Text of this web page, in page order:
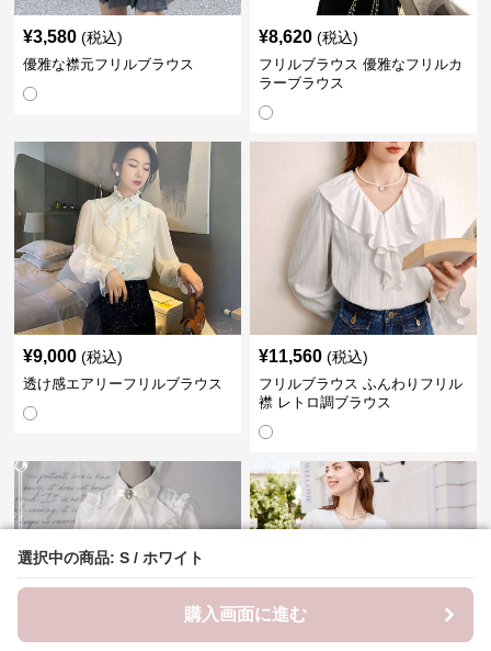
選択中の商品: S / ホワイト
購入画面に進む
選択中の商品: S / ホワイト
購入画面に進む
¥3,580 (税込)
優雅な襟元フリルブラウス
¥8,620 (税込)
フリルブラウス 優雅なフリルカ
ラーブラウス
¥9,000 (税込)
透け感エアリーフリルブラウス
¥11,560 (税込)
フリルブラウス ふんわりフリル
襟 レトロ調ブラウス